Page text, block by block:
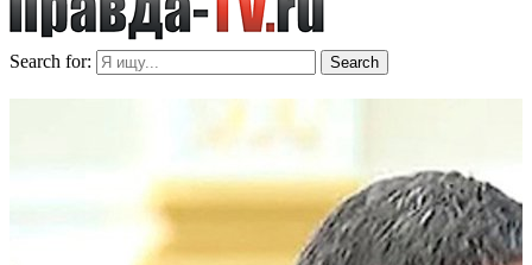
Search for: Search